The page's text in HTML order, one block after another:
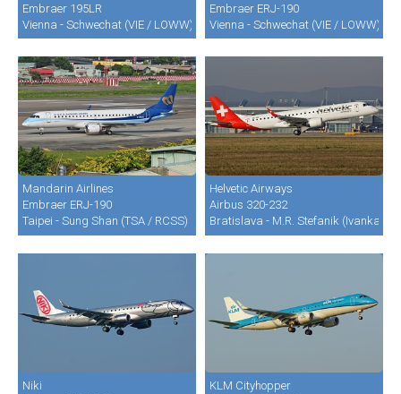
Embraer 195LR
Vienna - Schwechat (VIE / LOWW)
Embraer ERJ-190
Vienna - Schwechat (VIE / LOWW)
Mandarin Airlines
Embraer ERJ-190
Taipei - Sung Shan (TSA / RCSS)
Helvetic Airways
Airbus 320-232
Bratislava - M.R. Stefanik (Ivanka)
Niki
KLM Cityhopper